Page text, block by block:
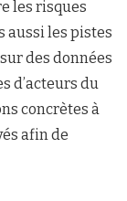
les risques
aussi les pistes
des données
d’acteurs du
concrètes à
afin de